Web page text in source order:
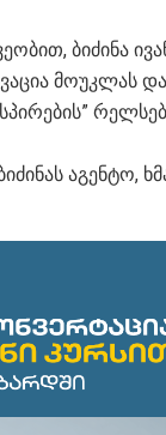
ბიძინა
მოუკლას და
აგენტო,